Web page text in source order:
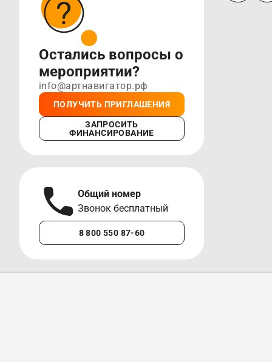
Остались вопросы о
мероприятии?
info@артнавигатор.рф
ПОЛУЧИТЬ ПРИГЛАШЕНИЯ
ЗАПРОСИТЬ
ФИНАНСИРОВАНИЕ
Общий номер
Звонок бесплатный
8 800 550 87-60